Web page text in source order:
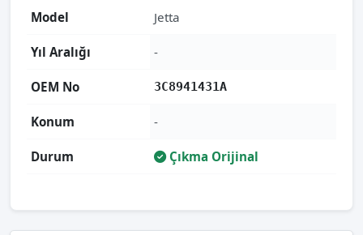
Model Jetta
Yıl Aralığı -
OEM No 3C8941431A
Konum -
Durum Çıkma Orijinal